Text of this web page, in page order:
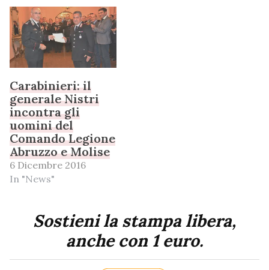
Carabinieri: il
generale Nistri
incontra gli
uomini del
Comando Legione
Abruzzo e Molise
6 Dicembre 2016
In "News"
Sostieni la stampa libera,
anche con 1 euro.